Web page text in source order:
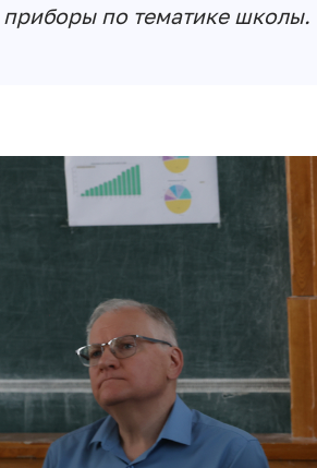
приборы по тематике школы.